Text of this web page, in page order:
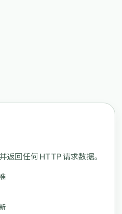
返回任何 HTTP 请求数据。